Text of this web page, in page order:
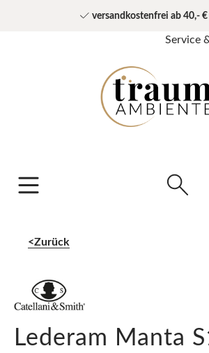
versandkostenfrei ab 40,-
Service
Zurück
Lederam Manta